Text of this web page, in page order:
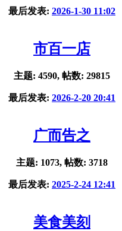
最后发表: 2026-1-30 11:02
市百一店
主题: 4590, 帖数: 29815
最后发表: 2026-2-20 20:41
广而告之
主题: 1073, 帖数: 3718
最后发表: 2025-2-24 12:41
美食美刻